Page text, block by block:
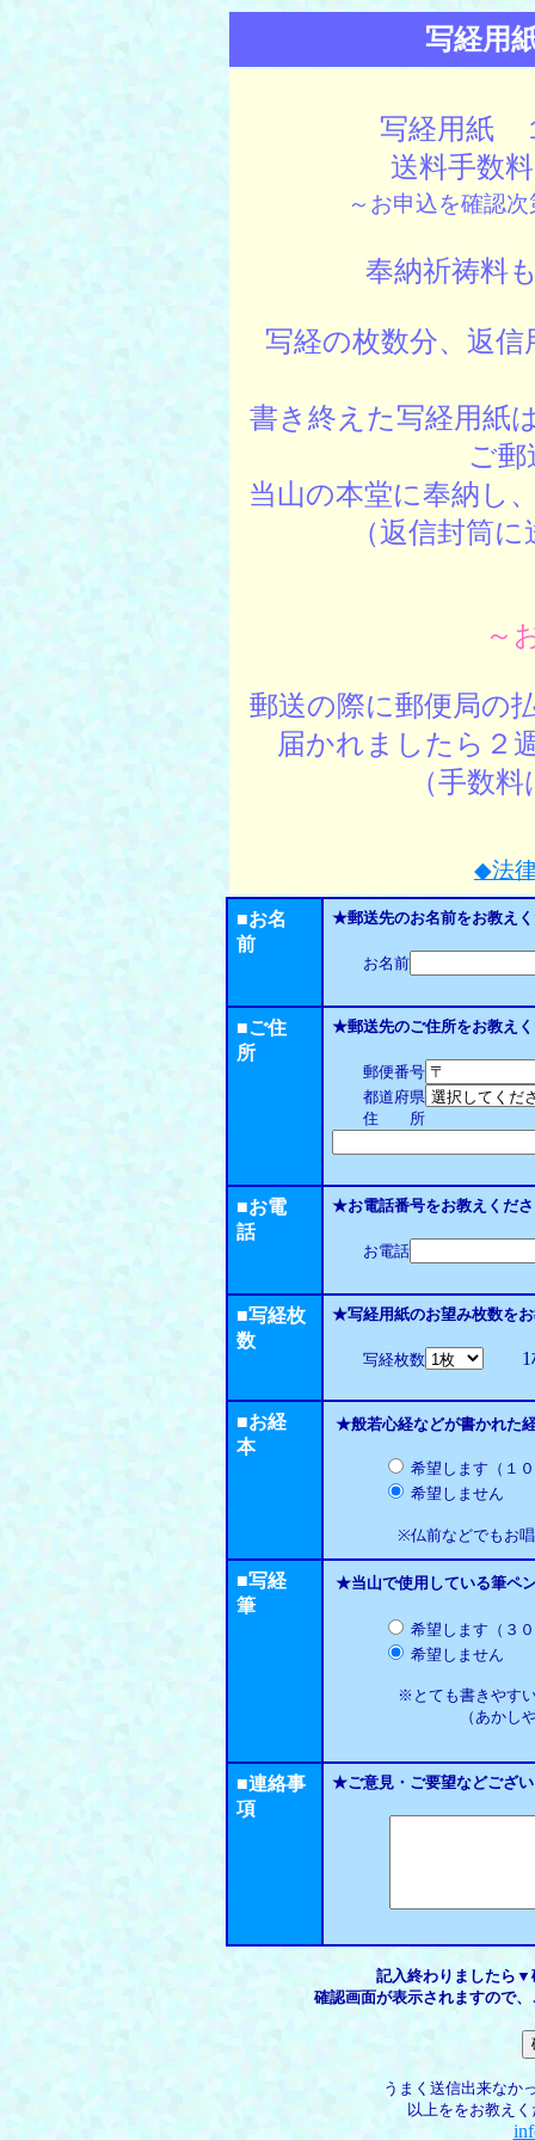
写経用
写経用紙
送料手数
～お申込を確認
奉納祈祷料
写経の枚数分、返
書き終えた写経用紙
ご
当山の本堂に奉納し
（返信封筒
～
郵送の際に郵便局の
届かれましたら２
（手数
◆法
■お名
前
★郵送先のお名前をお教え
お名前
■ご住
所
★郵送先のご住所をお教え
郵便番号
都道府県
住 所
■お電
話
★お電話番号をお教えくだ
お電話
■写経枚
数
★写経用紙のお望み枚数を
写経枚数 1
■お経
本
★般若心経などが書かれた
希望します（１
希望しません
※仏前などでもお唱え
■写経
筆
★当山で使用している筆ペ
希望します（３
希望しません
※とても書きやすい毛
（あかしや新毛
■連絡事
項
★ご意見・ご要望などござ
記入終わりましたら
確認画面が表示されますので
うまく送信出来なか
以上ををお教え